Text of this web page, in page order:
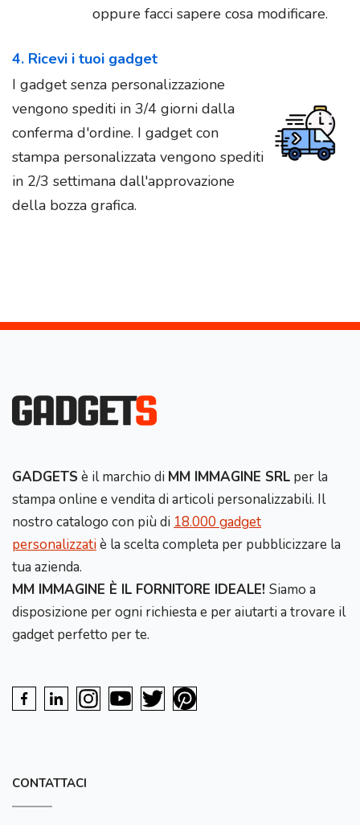
oppure facci sapere cosa modificare.
4. Ricevi i tuoi gadget
I gadget senza personalizzazione
vengono spediti in 3/4 giorni dalla
conferma d'ordine. I gadget con
stampa personalizzata vengono spediti
in 2/3 settimana dall'approvazione
della bozza grafica.
GADGETS è il marchio di MM IMMAGINE SRL per la
stampa online e vendita di articoli personalizzabili. Il
nostro catalogo con più di 18.000 gadget
personalizzatiè la scelta completa per pubblicizzare la
tua azienda.
MM IMMAGINE È IL FORNITORE IDEALE! Siamo a
disposizione per ogni richiesta e per aiutarti a trovare il
gadget perfetto per te.
CONTATTACI